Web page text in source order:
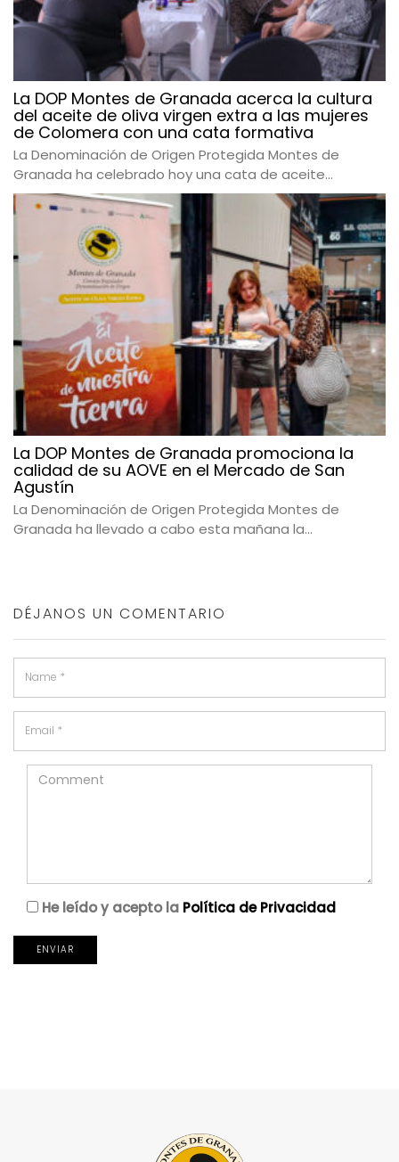
La DOP Montes de Granada acerca la cultura
del aceite de oliva virgen extra a las mujeres
de Colomera con una cata formativa
La Denominación de Origen Protegida Montes de
Granada ha celebrado hoy una cata de aceite...
La DOP Montes de Granada promociona la
calidad de su AOVE en el Mercado de San
Agustín
La Denominación de Origen Protegida Montes de
Granada ha llevado a cabo esta mañana la...
DÉJANOS UN COMENTARIO
He leído y acepto la Política de Privacidad